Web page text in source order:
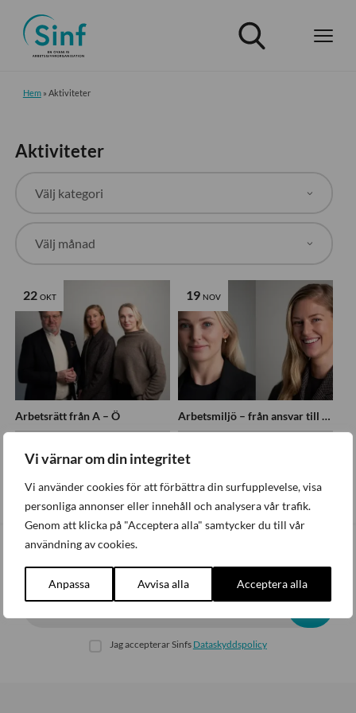
Vi värnar om din integritet
Vi använder cookies för att förbättra din surfupplevelse, visa
personliga annonser eller innehåll och analysera vår trafik.
Genom att klicka på "Acceptera alla" samtycker du till vår
användning av cookies.
Anpassa Avvisa alla Acceptera alla
Hem» Aktiviteter
Aktiviteter
22 OKT
Arbetsrätt från A – Ö
Digital utbildning
19 NOV
Arbetsmiljö – från ansvar till praktisk handling
Digital utbildning
Prenumerera på nyhetsbrev
Jag accepterar Sinfs Dataskyddspolicy